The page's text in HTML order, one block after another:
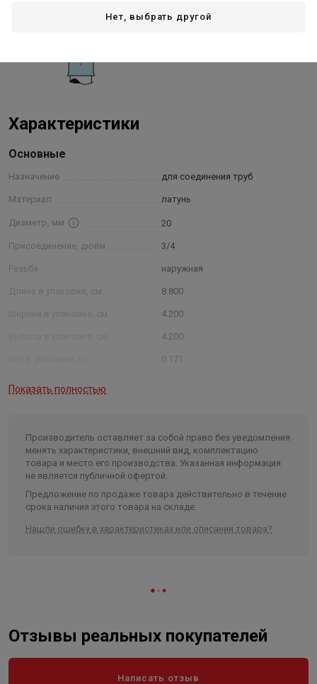
Характеристики
Основные
Назначение для соединения труб
Материал латунь
Диаметр, мм 20
Присоединение, дюйм 3/4
Резьба наружная
Длина в упаковке, см. 8.800
4.200
4.200
0.171
Объем 0.000155
Показать полностью
Производитель оставляет за собой право без уведомления
менять характеристики, внешний вид, комплектацию
товара и место его производства. Указанная информация
не является публичной офертой.
Предложение по продаже товара действительно в течение
срока наличия этого товара на складе.
Нашли ошибку в характеристиках или описании товара?
Отзывы реальных покупателей
Написать отзыв
Нет, выбрать другой